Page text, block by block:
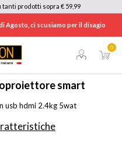
tanti prodotti sopra € 59,99
Agosto, ci scusiamo per il disagio
0
VIDEOPROIETTORI COW01
smart
usb hdmi 2.4kg 5wat